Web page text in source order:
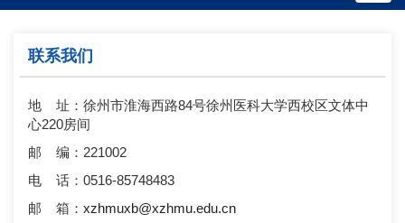
联系我们
地 址：徐州市淮海西路84号徐州医科大学西校区文体中
心220房间
邮 编：221002
电 话：0516-85748483
邮 箱： xzhmuxb@xzhmu.edu.cn